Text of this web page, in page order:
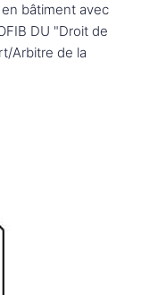
bâtiment avec
DU "Droit de
Arbitre de la